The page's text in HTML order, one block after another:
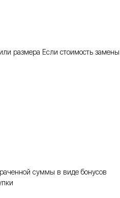
размера Если стоимость
суммы в виде бонусов